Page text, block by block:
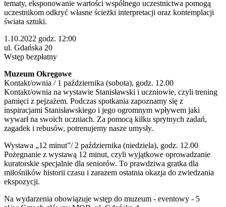
tematy, eksponowanie wartości wspólnego uczestnictwa pomogą
uczestnikom odkryć własne ścieżki interpretacji oraz kontemplacji
świata sztuki.
1.10.2022 godz. 12:00
ul. Gdańska 20
Wstęp bezpłatny
Muzeum Okręgowe
Kontakt/ownia / 1 października (sobota), godz. 12.00
Kontakt/ownia na wystawie Stanisławski i uczniowie, czyli trening
pamięci z pejzażem. Podczas spotkania zapoznamy się z
inspiracjami Stanisławskiego i jego ogromnym wpływem jaki
wywarł na swoich uczniach. Za pomocą kilku sprytnych zadań,
zagadek i rebusów, potrenujemy nasze umysły.
Wystawa „12 minut”/ 2 października (niedziela), godz. 12.00
Pożegnanie z wystawą 12 minut, czyli wyjątkowe oprowadzanie
kuratorskie specjalnie dla seniorów. To prawdziwa gratka dla
miłośników historii czasu i zarazem ostatnia okazja do zwiedzania
ekspozycji.
Na wydarzenia obowiązuje wstęp do muzeum - eventowy - 5